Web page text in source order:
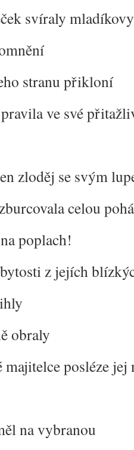
svíraly
stranu přikloní
ve své
zloděj se svým
celou
poplach!
z jejích
obraly
majitelce posléze
na vybranou